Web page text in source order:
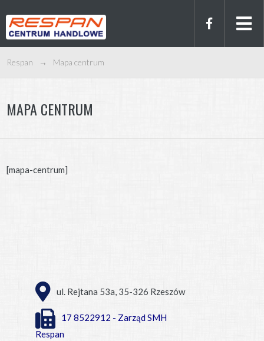
Respan → Mapa centrum
MAPA CENTRUM
[mapa-centrum]
ul. Rejtana 53a, 35-326 Rzeszów
17 8522912 - Zarząd SMH
Respan